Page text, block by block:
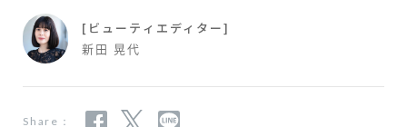
[ビューティエディター]
新田 晃代
Share：